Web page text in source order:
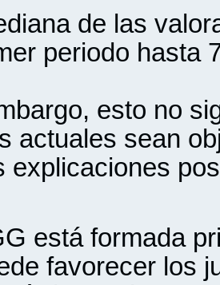
de las
periodo hasta
esto no
actuales sean
explicaciones
está formada
favorecer los